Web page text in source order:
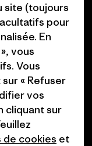
Plan du
site (toujours
pour
En
vous
Vous
« Refuser
vos
cliquant sur
cookies et